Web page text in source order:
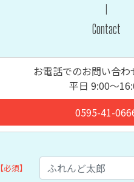
Contact
お電話でのお問い合わ
平日 9:00〜
0595-41-
【必須】